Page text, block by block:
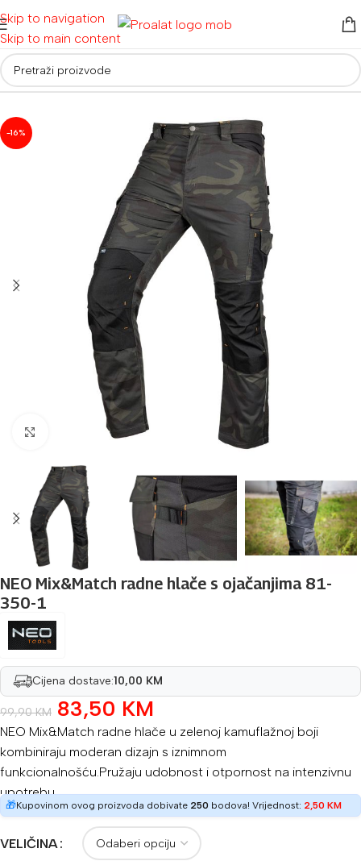
Skip to navigation
Skip to main content
Početna/ Radna odjeća i obuća
-16%
Povećaj sliku
NEO Mix&Match radne hlače s ojačanjima 81-
350-1
Cijena dostave:10,00 KM
99,90KM 83,50 KM
NEO Mix&Match radne hlače u zelenoj kamuflažnoj boji
kombiniraju moderan dizajn s iznimnom
funkcionalnošću.Pružaju udobnost i otpornost na intenzivnu
upotrebu.
🎁Kupovinom ovog proizvoda dobivate 250 bodova! Vrijednost: 2,50 KM
VELIČINA